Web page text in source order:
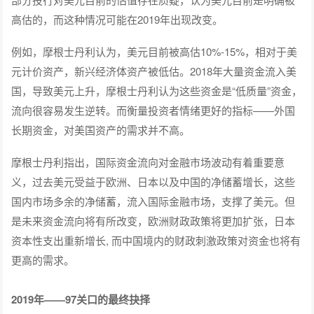
高估的，而这种情况可能在2019年出现改变。
例如，摩根士丹利认为，美元目前被高估10%-15%，相对于美
元计价资产，新兴经济体资产被低估。2018年大量资金流入美
国，导致美元上升，摩根士丹利认为这些资金是“低质量”资金，
流向很容易发生逆转。而衡量投资者情绪更好的指标——外国
长期资金，对美国资产的需求并不高。
摩根士丹利指出，国际资金流向对金融市场波动有着重要意
义，过去美元受益于欧洲、日本以及中国的净储蓄增长，这些
国内市场多余的净储蓄，流入国际金融市场，支撑了美元。但
是未来资金流向将有所改变，欧洲财政政策将更加扩张，日本
资本性支出重新增长, 而中国境内的财政刺激政策对资金也将有
更高的需求。
2019年——97关口的最终抉择